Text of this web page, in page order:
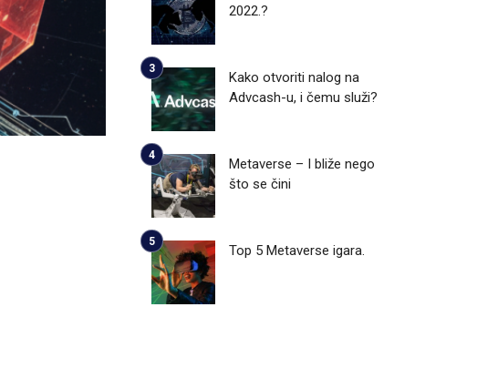
2022.?
Kako otvoriti nalog na
Advcash-u, i čemu služi?
Metaverse – I bliže nego
što se čini
Top 5 Metaverse igara.